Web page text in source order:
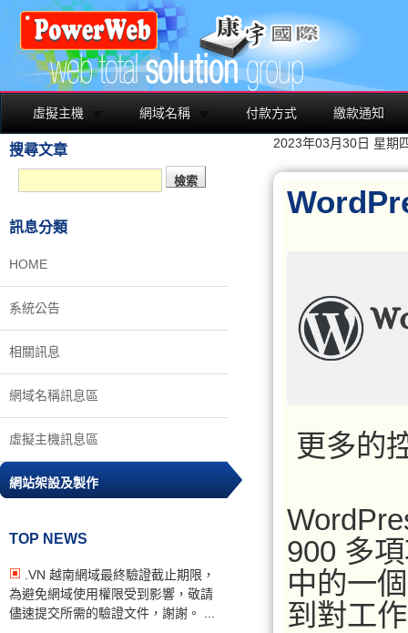
虛擬主機 網域名稱 付款方式 繳款通知
搜尋文章
訊息分類
HOME
系統公告
相關訊息
網域名稱訊息區
虛擬主機訊息區
網站架設及製作
TOP NEWS
.VN 越南網域最終驗證截止期限，
為避免網域使用權限受到影響，敬請
儘速提交所需的驗證文件，謝謝。 ...
2023年03月30日 星期
更多的
900 多
中的一
到對工